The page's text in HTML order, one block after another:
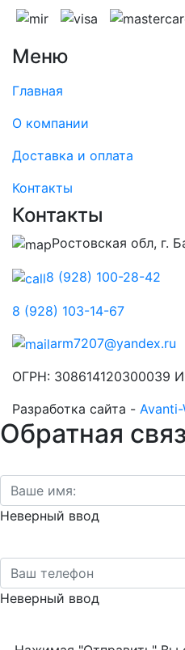
Меню
Главная
О компании
Доставка и оплата
Контакты
Контакты
Ростовская обл, г.
8 (928) 100-28-42
8 (928) 103-14-67
arm7207@yandex.ru
ОГРН: 308614120300039
Разработка сайта - Avanti-
Обратная
Неверный ввод
Неверный ввод